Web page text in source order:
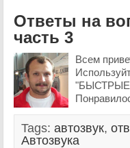
Ответы на
часть 3
Всем
"БЫСТРЫЕ
Tags: автозвук,
Автозвука